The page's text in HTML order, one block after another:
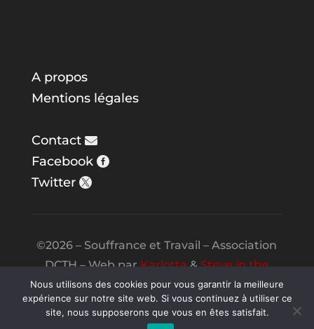
A propos
Mentions légales
Contact
Facebook
Twitter
©2026 – Souffrance et Travail – Association
DCTH – Web parKarlotta&Steve in the
Night
Nous utilisons des cookies pour vous garantir la meilleure
expérience sur notre site web. Si vous continuez à utiliser ce
site, nous supposerons que vous en êtes satisfait.